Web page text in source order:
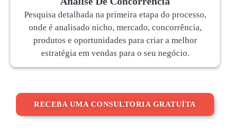
Pesquisa detalhada na primeira etapa do processo,
onde é analisado nicho, mercado, concorrência,
produtos e oportunidades para criar a melhor
estratégia em vendas para o seu negócio.
RECEBA UMA CONSULTORIA GRATUÍTA